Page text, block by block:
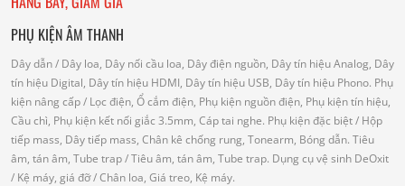
PHỤ KIỆN ÂM THANH
Dây dẫn/ Dây loa, Dây nối cầu loa, Dây điện nguồn, Dây tín hiệu Analog, Dây
tín hiệu Digital, Dây tín hiệu HDMI, Dây tín hiệu USB, Dây tín hiệu Phono. Phụ
kiện nâng cấp/ Lọc điện, Ổ cắm điện, Phụ kiện nguồn điện, Phụ kiện tín hiệu,
Cầu chì, Phụ kiện kết nối giắc 3.5mm, Cáp tai nghe. Phụ kiện đặc biệt/ Hộp
tiếp mass, Dây tiếp mass, Chân kê chống rung, Tonearm, Bóng dẫn. Tiêu
âm, tán âm, Tube trap/ Tiêu âm, tán âm, Tube trap. Dụng cụ vệ sinh DeOxit
/ Kệ máy, giá đỡ/ Chân loa, Giá treo, Kệ máy.